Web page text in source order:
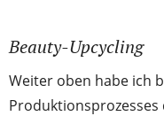
Beauty-Upcycling
Weiter oben habe ich